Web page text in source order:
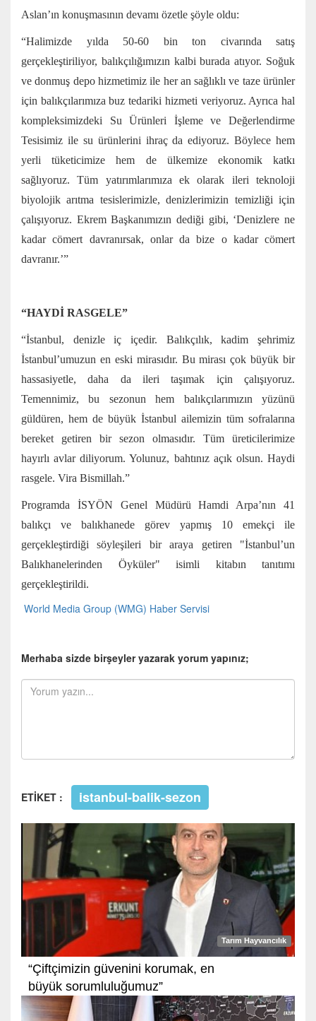
Aslan’ın konuşmasının devamı özetle şöyle oldu:
“Halimizde yılda 50-60 bin ton civarında satış
gerçekleştiriliyor, balıkçılığımızın kalbi burada atıyor. Soğuk
ve donmuş depo hizmetimiz ile her an sağlıklı ve taze ürünler
için balıkçılarımıza buz tedariki hizmeti veriyoruz. Ayrıca hal
kompleksimizdeki Su Ürünleri İşleme ve Değerlendirme
Tesisimiz ile su ürünlerini ihraç da ediyoruz. Böylece hem
yerli tüketicimize hem de ülkemize ekonomik katkı
sağlıyoruz. Tüm yatırımlarımıza ek olarak ileri teknoloji
biyolojik arıtma tesislerimizle, denizlerimizin temizliği için
çalışıyoruz. Ekrem Başkanımızın dediği gibi, ‘Denizlere ne
kadar cömert davranırsak, onlar da bize o kadar cömert
davranır.’”
“HAYDİ RASGELE”
“İstanbul, denizle iç içedir. Balıkçılık, kadim şehrimiz
İstanbul’umuzun en eski mirasıdır. Bu mirası çok büyük bir
hassasiyetle, daha da ileri taşımak için çalışıyoruz.
Temennimiz, bu sezonun hem balıkçılarımızın yüzünü
güldüren, hem de büyük İstanbul ailemizin tüm sofralarına
bereket getiren bir sezon olmasıdır. Tüm üreticilerimize
hayırlı avlar diliyorum. Yolunuz, bahtınız açık olsun. Haydi
rasgele. Vira Bismillah.”
Programda İSYÖN Genel Müdürü Hamdi Arpa’nın 41
balıkçı ve balıkhanede görev yapmış 10 emekçi ile
gerçekleştirdiği söyleşileri bir araya getiren "İstanbul’un
Balıkhanelerinden Öyküler" isimli kitabın tanıtımı
gerçekleştirildi.
World Media Group (WMG) Haber Servisi
Merhaba sizde birşeyler yazarak yorum yapınız;
ETİKET : istanbul-balik-sezon
Tarım Hayvancılık
“Çiftçimizin güvenini korumak, en
büyük sorumluluğumuz”